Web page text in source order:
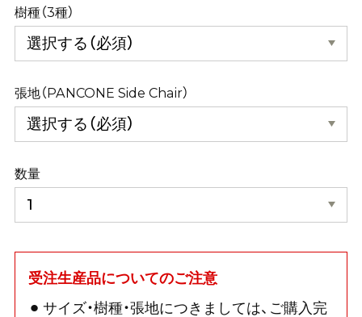
樹種（3種）
張地（PANCONE Side Chair）
数量
受注生産品についてのご注意
サイズ・樹種・張地につきましては、ご購入完